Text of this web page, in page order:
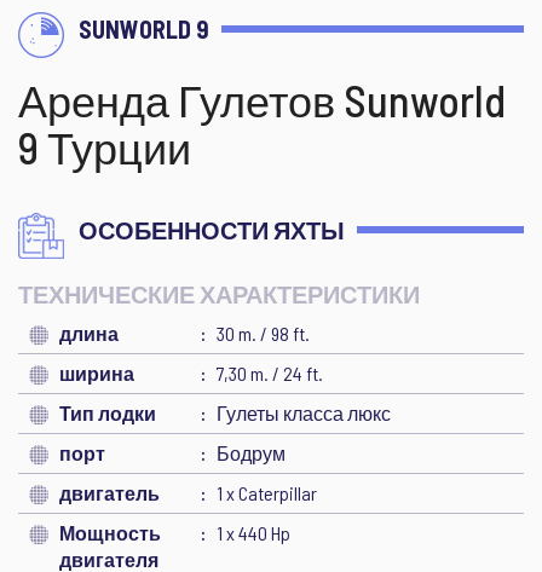
SUNWORLD 9
Аренда Гулетов Sunworld
9 Турции
ОСОБЕННОСТИ ЯХТЫ
ТЕХНИЧЕСКИЕ ХАРАКТЕРИСТИКИ
длина
30 m. / 98 ft.
ширина
7,30 m. / 24 ft.
Тип лодки
Гулеты класса люкс
порт
Бодрум
двигатель
1 x Caterpillar
Мощность
двигателя
1 x 440 Hp